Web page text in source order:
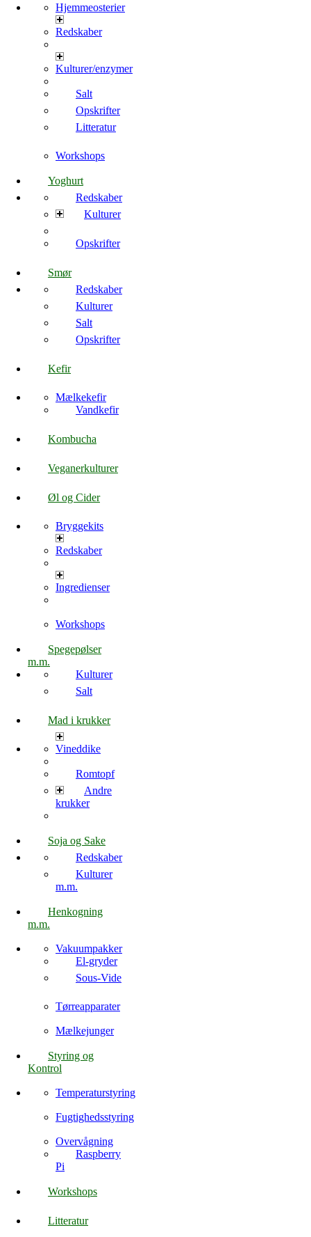
Hjemmeosterier
Redskaber
Kulturer/enzymer
Salt
Opskrifter
Litteratur
Workshops
Yoghurt
Redskaber
Kulturer
Opskrifter
Smør
Redskaber
Kulturer
Salt
Opskrifter
Kefir
Mælkekefir
Vandkefir
Kombucha
Veganerkulturer
Øl og Cider
Bryggekits
Redskaber
Ingredienser
Workshops
Spegepølser
m.m.
Kulturer
Salt
Mad i krukker
Vineddike
Romtopf
Andre
krukker
Soja og Sake
Redskaber
Kulturer
m.m.
Henkogning
m.m.
Vakuumpakker
El-gryder
Sous-Vide
Tørreapparater
Mælkejunger
Styring og
Kontrol
Temperaturstyring
Fugtighedsstyring
Overvågning
Raspberry
Pi
Workshops
Litteratur